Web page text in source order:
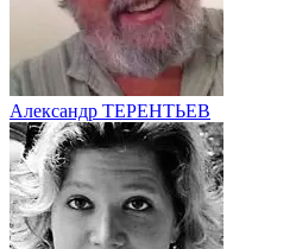
Александр ТЕРЕНТЬЕВ